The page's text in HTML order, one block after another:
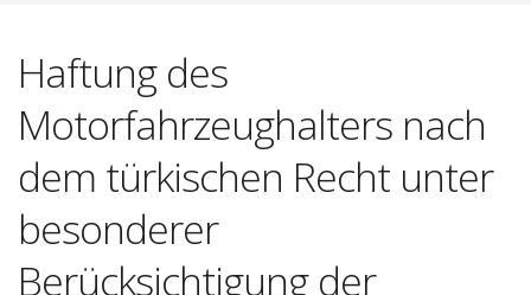
Haftung des
Motorfahrzeughalters nach
dem türkischen Recht unter
besonderer
Berücksichtigung der